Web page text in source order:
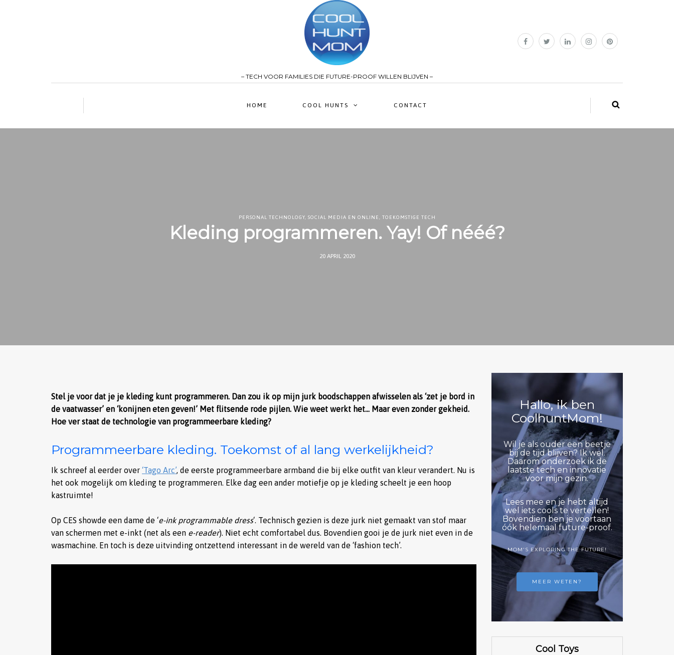
– TECH VOOR FAMILIES DIE FUTURE-PROOF WILLEN BLIJVEN –
HOME COOL HUNTS CONTACT
PERSONAL TECHNOLOGY, SOCIAL MEDIA EN ONLINE TOEKOMSTIGE TECH
Kleding programmeren. Yay! Of nééé?
20 APRIL 2020
Stel je voor dat je je kleding kunt programmeren. Dan zou ik op mijn jurk boodschappen afwisselen als ‘zet je bord in
de vaatwasser’ en ‘konijnen eten geven!’ Met flitsende rode pijlen. Wie weet werkt het… Maar even zonder gekheid.
Hoe ver staat de technologie van programmeerbare kleding?
Programmeerbare kleding. Toekomst of al lang werkelijkheid?
Ik schreef al eerder over ‘Tago Arc’, de eerste programmeerbare armband die bij elke outfit van kleur verandert. Nu is
het ook mogelijk om kleding te programmeren. Elke dag een ander motiefje op je kleding scheelt je een hoop
kastruimte!
Op CES showde een dame de ‘e-ink programmable dress‘. Technisch gezien is deze jurk niet gemaakt van stof maar
van schermen met e-inkt (net als een e-reader). Niet echt comfortabel dus. Bovendien gooi je de jurk niet even in de
wasmachine. En toch is deze uitvinding ontzettend interessant in de wereld van de ‘fashion tech’.
Hallo, ik ben
CoolhuntMom!
Wil je als ouder een beetje
bij de tijd blijven? Ik wel.
Daarom onderzoek ik de
laatste tech en innovatie
voor mijn gezin.
Lees mee en je hebt altijd
wel iets cools te vertellen!
Bovendien ben je voortaan
óók helemaal future-proof.
MOM'S EXPLORING THE FUTURE!
MEER WETEN?
Cool Toys